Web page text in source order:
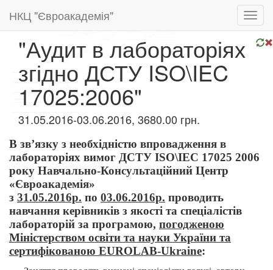
НКЦ "Євроакадемія"
"Аудит в лабораторіях
згідно ДСТУ ISO\IEC
17025:2006"
31.05.2016-03.06.2016, 3680.00 грн.
В зв’язку з необхідністю впровадження в
лабораторіях вимог ДСТУ ISO\IEC 17025 2006
року Навчально-Консультаційний Центр
«Євроакадемія»
з 31.05.2016р. по 03.06.2016р. проводить
навчання керівників з якості та спеціалістів
лабораторій за програмою, погодженою
Міністерством освіти та науки України та
сертифікованою EUROLAB-Ukraine: